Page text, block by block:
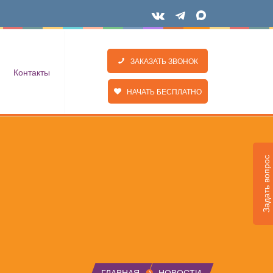
Контакты
ЗАКАЗАТЬ ЗВОНОК
НАЧАТЬ БЕСПЛАТНО
Задать вопрос